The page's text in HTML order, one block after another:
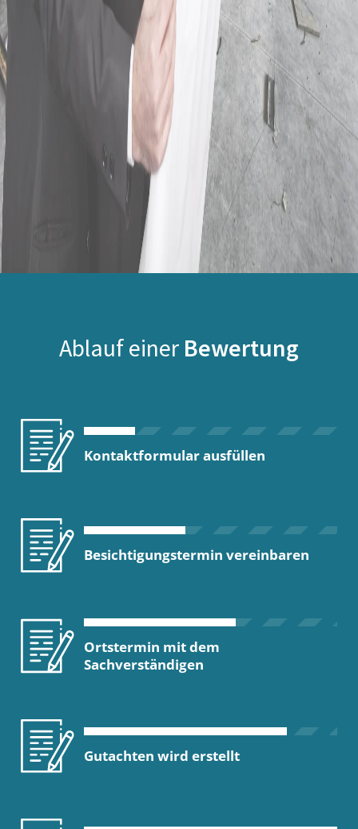
Ablauf einer Bewertung
Kontaktformular ausfüllen
Besichtigungstermin vereinbaren
Ortstermin mit dem
Sachverständigen
Gutachten wird erstellt